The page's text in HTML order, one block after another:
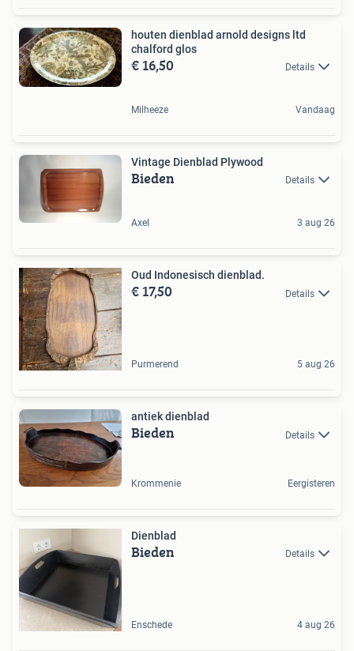
houten dienblad arnold designs ltd
chalford glos
€ 16,50 Details
Milheeze Vandaag
Vintage Dienblad Plywood
Bieden Details
Axel 3 aug 26
Oud Indonesisch dienblad.
€ 17,50 Details
Purmerend 5 aug 26
antiek dienblad
Bieden Details
Krommenie Eergisteren
Dienblad
Bieden Details
Enschede 4 aug 26